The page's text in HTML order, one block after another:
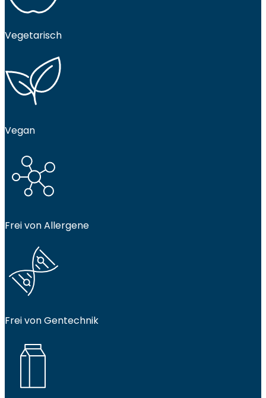
Vegetarisch
Vegan
Frei von Allergene
Frei von Gentechnik